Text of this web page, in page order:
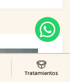
Tratamientos